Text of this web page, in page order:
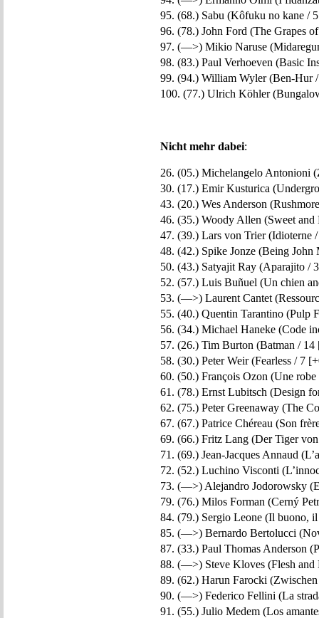
95. (68.) Sabu (Kôfuku no kane /
96. (78.) John Ford (The Grapes
97. (—>) Mikio Naruse
98. (83.) Paul Verhoeven (Basic
99. (94.) William Wyler (Ben-Hur
100. (77.) Ulrich Köhler
Nicht mehr dabei:
26. (05.) Michelangelo Antonioni
30. (17.) Emir Kusturica
43. (20.) Wes Anderson
46. (35.) Woody Allen (Sweet
47. (39.) Lars von Trier (Idioterne
48. (42.) Spike Jonze (Being
50. (43.) Satyajit Ray (Aparajito /
52. (57.) Luis Buñuel (Un chien
53. (—>) Laurent Cantet
55. (40.) Quentin Tarantino (Pulp
56. (34.) Michael Haneke (Code
57. (26.) Tim Burton (Batman / 14
58. (30.) Peter Weir (Fearless / 7
60. (50.) François Ozon (Une robe
61. (78.) Ernst Lubitsch (Design
62. (75.) Peter Greenaway (The
67. (67.) Patrice Chéreau (Son
69. (66.) Fritz Lang (Der Tiger
71. (69.) Jean-Jacques Annaud
72. (52.) Luchino Visconti
73. (—>) Alejandro Jodorowsky
79. (76.) Milos Forman (Cerný
84. (79.) Sergio Leone (Il buono,
85. (—>) Bernardo Bertolucci
87. (33.) Paul Thomas Anderson
88. (—>) Steve Kloves (Flesh and
89. (62.) Harun Farocki
90. (—>) Federico Fellini (La
91. (55.) Julio Medem (Los